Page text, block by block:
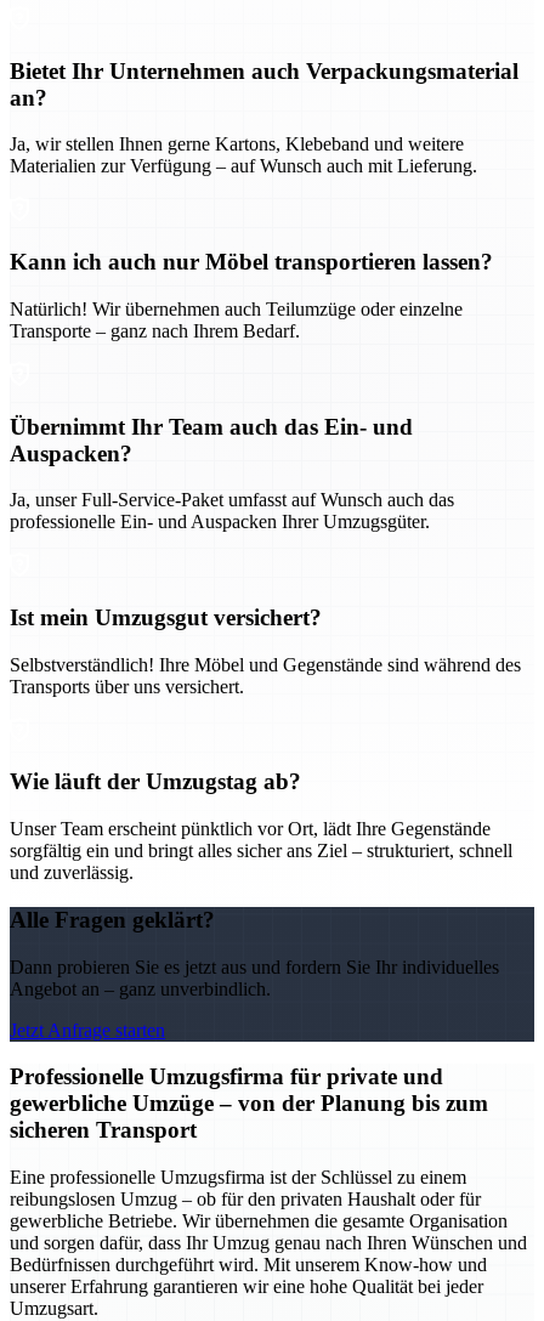
Bietet Ihr Unternehmen auch Verpackungsmaterial
an?
Ja, wir stellen Ihnen gerne Kartons, Klebeband und weitere
Materialien zur Verfügung – auf Wunsch auch mit Lieferung.
Kann ich auch nur Möbel transportieren lassen?
Natürlich! Wir übernehmen auch Teilumzüge oder einzelne
Transporte – ganz nach Ihrem Bedarf.
Übernimmt Ihr Team auch das Ein- und
Auspacken?
Ja, unser Full-Service-Paket umfasst auf Wunsch auch das
professionelle Ein- und Auspacken Ihrer Umzugsgüter.
Ist mein Umzugsgut versichert?
Selbstverständlich! Ihre Möbel und Gegenstände sind während des
Transports über uns versichert.
Wie läuft der Umzugstag ab?
Unser Team erscheint pünktlich vor Ort, lädt Ihre Gegenstände
sorgfältig ein und bringt alles sicher ans Ziel – strukturiert, schnell
und zuverlässig.
Alle Fragen geklärt?
Dann probieren Sie es jetzt aus und fordern Sie Ihr individuelles
Angebot an – ganz unverbindlich.
Jetzt Anfrage starten
Professionelle Umzugsfirma für private und
gewerbliche Umzüge – von der Planung bis zum
sicheren Transport
Eine professionelle Umzugsfirma ist der Schlüssel zu einem
reibungslosen Umzug – ob für den privaten Haushalt oder für
gewerbliche Betriebe. Wir übernehmen die gesamte Organisation
und sorgen dafür, dass Ihr Umzug genau nach Ihren Wünschen und
Bedürfnissen durchgeführt wird. Mit unserem Know-how und
unserer Erfahrung garantieren wir eine hohe Qualität bei jeder
Umzugsart.